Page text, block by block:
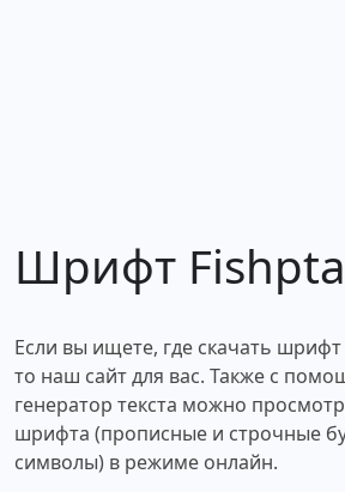
Шрифт Fishpta
Если вы ищете, где скачать
то наш сайт для вас. Также с
генератор текста можно
шрифта (прописные и строчные
символы) в режиме онлайн.